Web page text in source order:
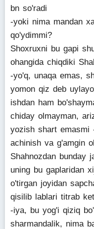
bn so'radi
-yoki nima mandan
qo'ydimmi?
Shoxruxni bu gapi
ohangida chiqdiki
-yo'q, unaqa emas,
yomon qiz deb
ishdan ham
chiday olmayman,
yozish shart emasmi
achinish va g'amgin
Shahnozdan bunday
uning bu gaplaridan
o'tirgan joyidan
qisilib lablari titrab
-iya, bu yog'i qiziq
sharmandalik, nima